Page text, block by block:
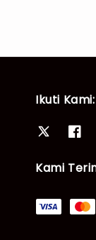
Ikuti Kami:
Kami